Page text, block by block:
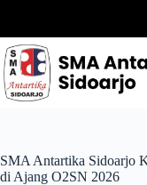
SMA Antartika Sidoarjo
di Ajang O2SN 2026